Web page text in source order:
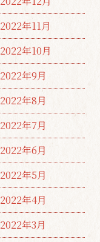
2022年11月
2022年10月
2022年9月
2022年8月
2022年7月
2022年6月
2022年5月
2022年4月
2022年3月